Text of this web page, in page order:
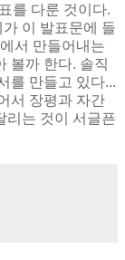
를 다룬 것이다.
이 발표문에 들
서 만들어내는
볼까 한다. 솔직
를 만들고 있다...
서 장평과 자간
리는 것이 서글픈